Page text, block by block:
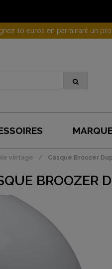
10 euros en parrainant un
vintage Casque Broozer
BROOZER